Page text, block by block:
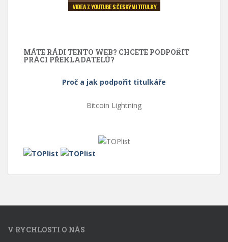
MÁTE RÁDI TENTO WEB? CHCETE PODPOŘIT
PRÁCI PŘEKLADATELŮ?
Proč a jak podpořit titulkáře
Bitcoin Lightning
V RYCHLOSTI O NÁS